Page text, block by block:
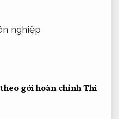
gói hoàn chỉnh Thi